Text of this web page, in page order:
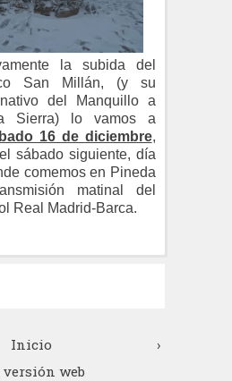
la subida del
San Millán, (y su
del Manquillo a
Sierra) lo vamos a
16 de diciembre,
sábado siguiente, día
comemos en Pineda
matinal del
Real Madrid-Barca.
›
Inicio
versión web